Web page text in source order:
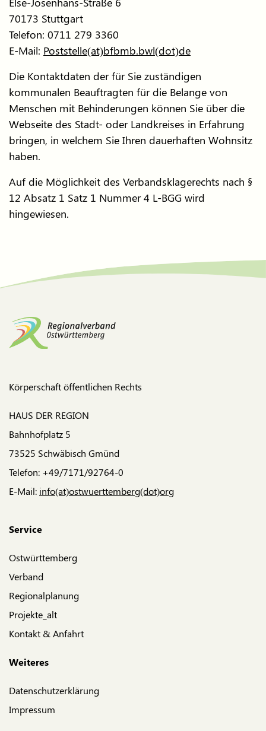
70173 Stuttgart
Telefon: 0711 279 3360
E-Mail: Poststelle(at)bfbmb.bwl(dot)de
Die Kontaktdaten der für Sie zuständigen
kommunalen Beauftragten für die Belange von
Menschen mit Behinderungen können Sie über die
Webseite des Stadt- oder Landkreises in Erfahrung
bringen, in welchem Sie Ihren dauerhaften Wohnsitz
haben.
Auf die Möglichkeit des Verbandsklagerechts nach §
12 Absatz 1 Satz 1 Nummer 4 L-BGG wird
hingewiesen.
Körperschaft öffentlichen Rechts
HAUS DER REGION
Bahnhofplatz 5
73525 Schwäbisch Gmünd
Telefon: +49/7171/92764-0
E-Mail: info(at)ostwuerttemberg(dot)org
Service
Ostwürttemberg
Verband
Regionalplanung
Projekte_alt
Kontakt & Anfahrt
Weiteres
Datenschutzerklärung
Impressum